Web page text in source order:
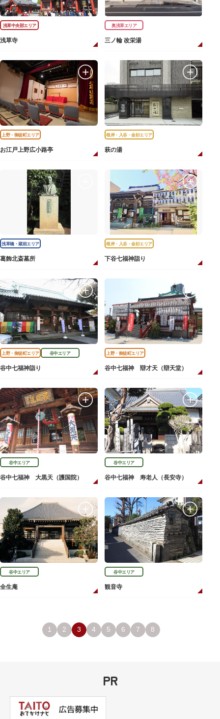
浅草中央部エリア
浅草寺
奥浅草エリア
三ノ輪 改栄湯
上野・御徒町エリア
お江戸上野広小路亭
根岸・入谷・金杉エリア
萩の湯
浅草橋・蔵前エリア
葛飾北斎墓所
根岸・入谷・金杉エリア
下谷七福神詣り
上野・御徒町エリア 谷中エリア
谷中七福神詣り
上野・御徒町エリア
谷中七福神 辯才天（辯天堂）
谷中エリア
谷中七福神 大黒天（護国院）
谷中エリア
谷中七福神 寿老人（長安寺）
谷中エリア
全生庵
谷中エリア
観音寺
1 2 3 4 5 6 7 8
PR